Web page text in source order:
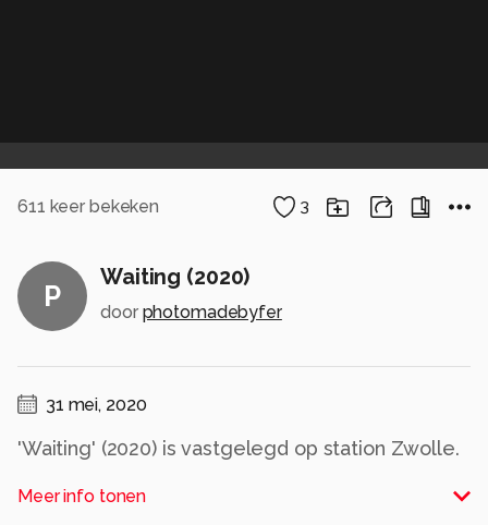
611 keer bekeken 3
P
Waiting (2020)
door photomadebyfer
31 mei, 2020
'Waiting' (2020) is vastgelegd op station Zwolle.
Ferdi Celik is een fotograaf uit Zwolle en
Meer info tonen